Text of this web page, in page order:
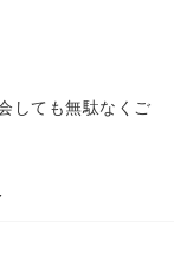
しても無駄なくご